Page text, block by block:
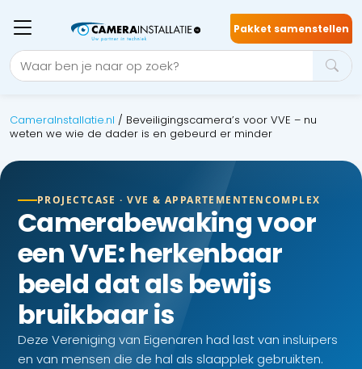
Pakket samenstellen
CameraInstallatie.nl / Beveiligingscamera’s voor VVE – nu
weten we wie de dader is en gebeurd er minder
PROJECTCASE · VVE & APPARTEMENTENCOMPLEX
Camerabewaking voor
een VvE: herkenbaar
beeld dat als bewijs
bruikbaar is
Deze Vereniging van Eigenaren had last van insluipers
en van mensen die de hal als slaapplek gebruikten.